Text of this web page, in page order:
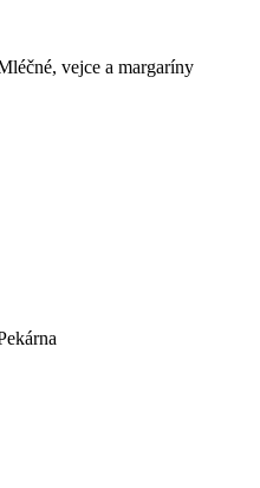
vejce a margaríny